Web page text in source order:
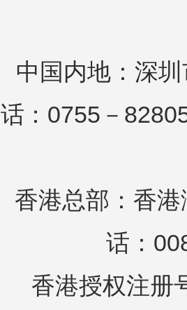
中国内地：深
话：0755－
香港总部：香
话：
香港授权注册